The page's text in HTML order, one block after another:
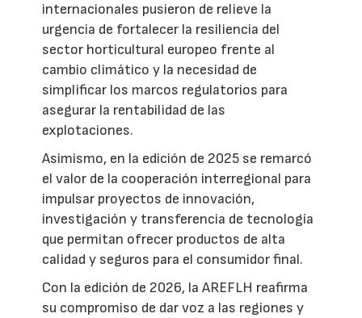
internacionales pusieron de relieve la
urgencia de fortalecer la resiliencia del
sector horticultural europeo frente al
cambio climático y la necesidad de
simplificar los marcos regulatorios para
asegurar la rentabilidad de las
explotaciones.
Asimismo, en la edición de 2025 se remarcó
el valor de la cooperación interregional para
impulsar proyectos de innovación,
investigación y transferencia de tecnología
que permitan ofrecer productos de alta
calidad y seguros para el consumidor final.
Con la edición de 2026, la AREFLH reafirma
su compromiso de dar voz a las regiones y